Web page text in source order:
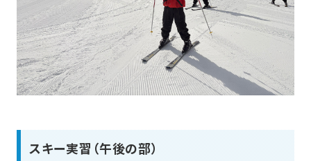
スキー実習（午後の部）